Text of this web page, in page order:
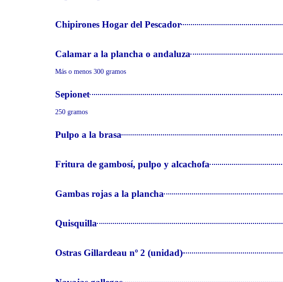
Chipirones Hogar del Pescador
Calamar a la plancha o andaluza
Más o menos 300 gramos
Sepionet
250 gramos
Pulpo a la brasa
Fritura de gambosí, pulpo y alcachofa
Gambas rojas a la plancha
Quisquilla
Ostras Gillardeau nº 2 (unidad)